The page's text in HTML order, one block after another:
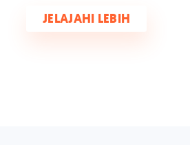
JELAJAHI LEBIH